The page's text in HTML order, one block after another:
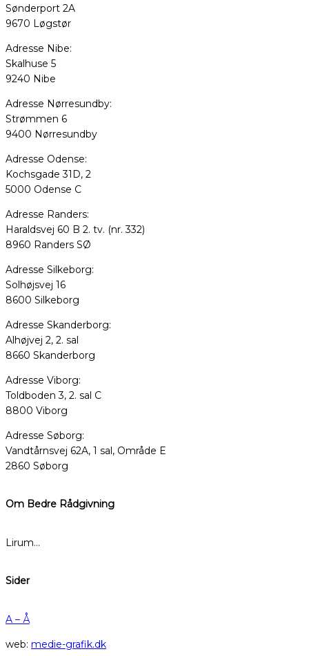
Sønderport 2A
9670 Løgstør
Adresse Nibe:
Skalhuse 5
9240 Nibe
Adresse Nørresundby:
Strømmen 6
9400 Nørresundby
Adresse Odense:
Kochsgade 31D, 2
5000 Odense C
Adresse Randers:
Haraldsvej 60 B 2. tv. (nr. 332)
8960 Randers SØ
Adresse Silkeborg:
Solhøjsvej 16
8600 Silkeborg
Adresse Skanderborg:
Alhøjvej 2, 2. sal
8660 Skanderborg
Adresse Viborg:
Toldboden 3, 2. sal C
8800 Viborg
Adresse Søborg:
Vandtårnsvej 62A, 1 sal, Område E
2860 Søborg
Om Bedre Rådgivning
Lirum…
Sider
A – Å
web: medie-grafik.dk